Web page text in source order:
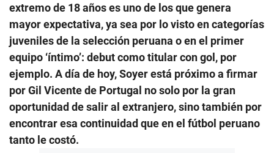
extremo de 18 años es uno de los que genera
mayor expectativa, ya sea por lo visto en categorías
juveniles de la selección peruana o en el primer
equipo ‘íntimo’: debut como titular con gol, por
ejemplo. A día de hoy, Soyer está próximo a firmar
por Gil Vicente de Portugal no solo por la gran
oportunidad de salir al extranjero, sino también por
encontrar esa continuidad que en el fútbol peruano
tanto le costó.